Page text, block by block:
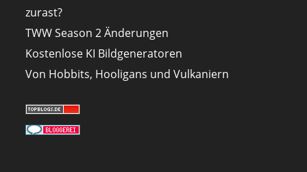
zurast?
TWW Season 2 Änderungen
Kostenlose KI Bildgeneratoren
Von Hobbits, Hooligans und Vulkaniern